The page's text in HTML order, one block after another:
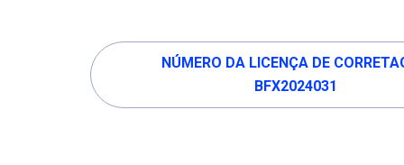
NÚMERO DA LICENÇA DE
BFX2024031